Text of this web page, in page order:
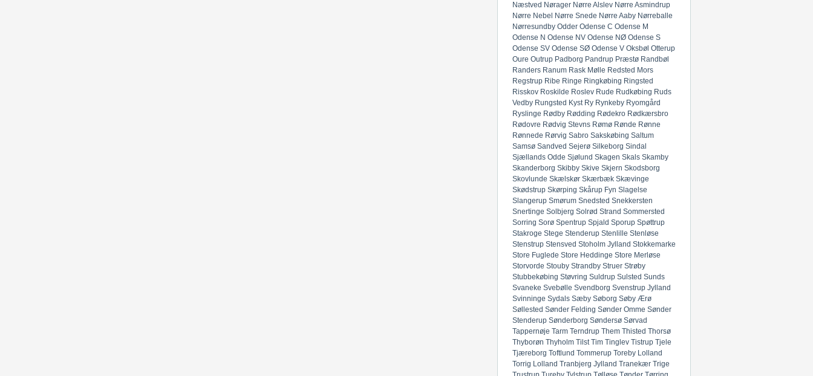
Næstved Nørager Nørre Alslev Nørre Asmindrup
Nørre Nebel
Nørre Snede Nørre Aaby Nørreballe
Nørresundby Odder Odense C Odense M
Odense N Odense NV Odense NØ Odense S
Odense SV Odense SØ Odense V Oksbøl Otterup
Oure Outrup Padborg Pandrup Præstø Randbøl
Randers Ranum Rask Mølle Redsted Mors
Regstrup Ribe Ringe Ringkøbing Ringsted
Risskov Roskilde Roslev Rude Rudkøbing Ruds
Vedby Rungsted Kyst Ry Rynkeby Ryomgård
Ryslinge Rødby Rødding Rødekro Rødkærsbro
Rødovre Rødvig Stevns Rømø Rønde Rønne
Rønnede Rørvig Sabro Sakskøbing Saltum
Samsø Sandved Sejerø Silkeborg Sindal
Sjællands Odde Sjølund Skagen Skals Skamby
Skanderborg Skibby Skive Skjern Skodsborg
Skovlunde Skælskør Skærbæk Skævinge
Skødstrup Skørping Skårup Fyn Slagelse
Slangerup Smørum Snedsted Snekkersten
Snertinge Solbjerg Solrød Strand Sommersted
Sorring Sorø Spentrup Spjald Sporup Spøttrup
Stakroge Stege Stenderup Stenlille Stenløse
Stenstrup Stensved Stoholm Jylland Stokkemarke
Store Fuglede Store Heddinge Store Merløse
Storvorde Stouby Strandby Struer Strøby
Stubbekøbing Støvring Suldrup Sulsted Sunds
Svaneke Svebølle Svendborg Svenstrup Jylland
Svinninge Sydals Sæby Søborg Søby Ærø
Søllested Sønder Felding Sønder Omme Sønder
Stenderup Sønderborg Søndersø Sørvad
Tappernøje Tarm Terndrup Them Thisted Thorsø
Thyborøn Thyholm Tilst Tim Tinglev Tistrup Tjele
Tjæreborg Toftlund Tommerup Toreby Lolland
Torrig Lolland Tranbjerg Jylland Tranekær Trige